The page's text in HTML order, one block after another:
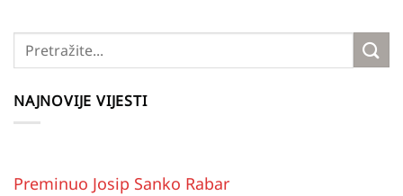
NAJNOVIJE VIJESTI
Preminuo Josip Sanko Rabar